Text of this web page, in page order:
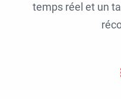
temps réel et un